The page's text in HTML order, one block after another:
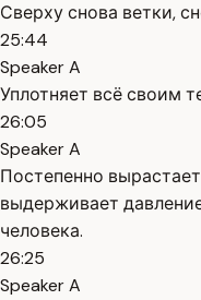
Сверху снова ветки,
25:44
Speaker A
Уплотняет всё своим
26:05
Speaker A
Постепенно
выдерживает
человека.
26:25
Speaker A